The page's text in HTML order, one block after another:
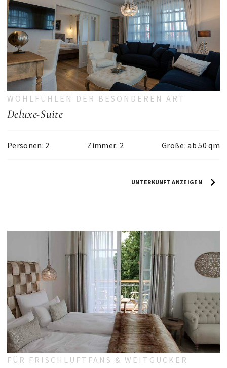
WOHLFÜHLEN DER BESONDEREN ART
Deluxe-Suite
Personen: 2 Zimmer: 2 Größe: ab 50 qm
UNTERKUNFT ANZEIGEN
FÜR FRISCHLUFTFANS & WEITGUCKER